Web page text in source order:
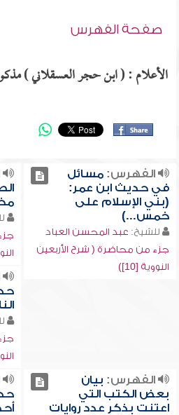
صفحة الفهرس
الأعلام : ( ابن حجر العسقلاني )
الفهرس:مسائل
في حديث ابن عمر:
(بني الإسلام على
خمس...)
للشيخ: عبد المحسن العباد
جزء من محاضرة ( شرح الأربعين
النووية [10])
الفهرس: بيان
بعض الكتب التي
اعتنت بذكر عدد روايات